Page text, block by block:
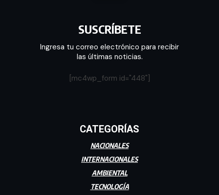
SUSCRÍBETE
Ingresa tu correo electrónico para recibir
las últimas noticias.
[mc4wp_form id="448"]
CATEGORÍAS
NACIONALES
INTERNACIONALES
AMBIENTAL
TECNOLOGÍA